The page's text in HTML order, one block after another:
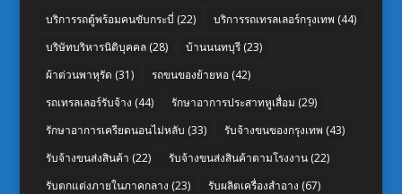
บริการรถตู้พร้อมคนขับกระบี่ (22) บริการรถเทรลเลอร์กรุงเทพ (44)
บริษัทบริหารนิติบุคคล(28) บ้านนนทบุรี(23)
ผ้าต่วนพาหุรัด (31) รถขนของย้ายหอ(42)
รถเทรลเลอร์รับจ้าง (44) รักษาอาการประสาทหูเสื่อม (29)
รักษาอาการเครียดนอนไม่หลับ (33) รับจ้างขนของกรุงเทพ (43)
รับจ้างขนส่งสินค้า (22) รับจ้างขนส่งสินค้าตามโรงงาน(22)
รับตกแต่งภายในภาคกลาง (23) รับผลิตเครื่องสำอาง (67)